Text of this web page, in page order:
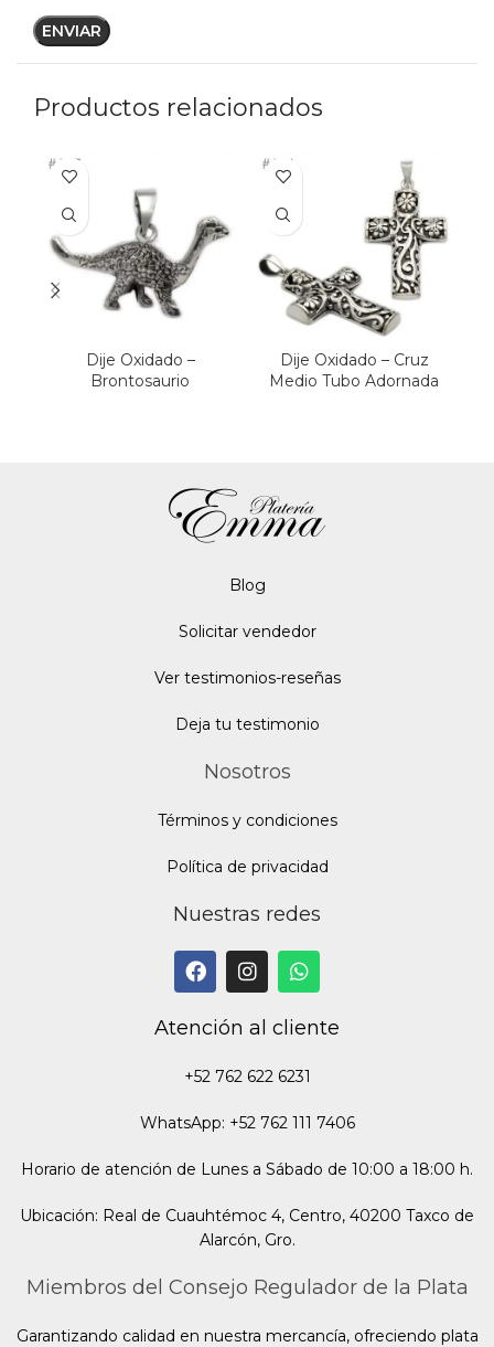
Productos relacionados
Dije Oxidado –
Brontosaurio
Dije Oxidado – Cruz
Medio Tubo Adornada
Blog
Solicitar vendedor
Ver testimonios-reseñas
Deja tu testimonio
Nosotros
Términos y condiciones
Política de privacidad
Nuestras redes
Atención al cliente
+52 762 622 6231
WhatsApp: +52 762 111 7406
Horario de atención de Lunes a Sábado de 10:00 a 18:00 h.
Ubicación: Real de Cuauhtémoc 4, Centro, 40200 Taxco de
Alarcón, Gro.
Miembros del Consejo Regulador de la Plata
Garantizando calidad en nuestra mercancía, ofreciendo plata